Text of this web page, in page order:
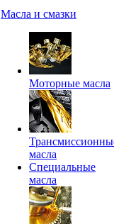
Масла и смазки
Моторные масла
масла
Специальные
масла